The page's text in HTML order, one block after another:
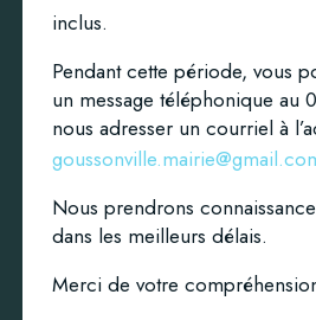
Explorez
Le
inclus.
Pendant cette période, vous
un message téléphonique au
nous adresser un courriel à
Nous prendrons
dans les meilleurs délais.
Merci de votre